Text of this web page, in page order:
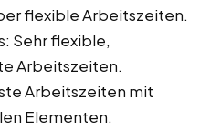
flexible Arbeitszeiten.
Sehr flexible,
Arbeitszeiten.
Arbeitszeiten mit
Elementen.